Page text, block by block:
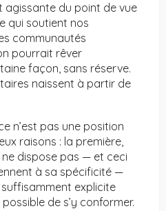
du point de vue
qui soutient nos
communautés
pourrait rêver
façon, sans réserve.
naissent à partir de
n’est pas une position
raisons : la première,
dispose pas — et ceci
à sa spécificité —
explicite
de s’y conformer.